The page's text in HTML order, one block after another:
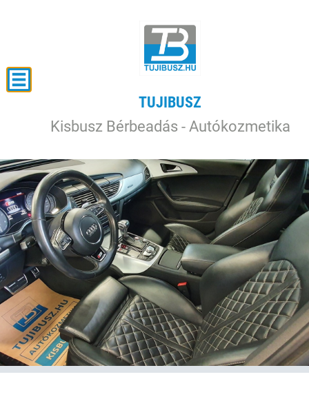
TUJIBUSZ
Kisbusz Bérbeadás - Autókozmetika